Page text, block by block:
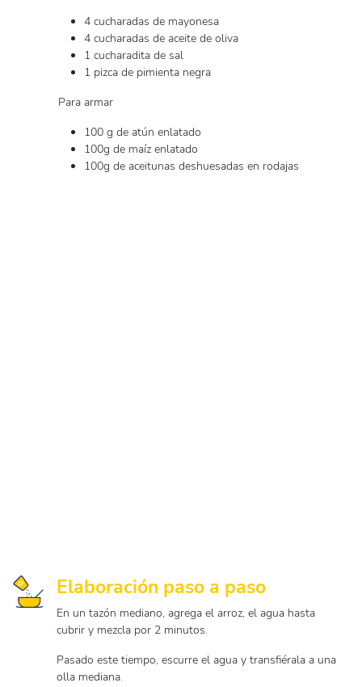
4 cucharadas de mayonesa
4 cucharadas de aceite de oliva
1 cucharadita de sal
1 pizca de pimienta negra
Para armar
100 g de atún enlatado
100g de maíz enlatado
100g de aceitunas deshuesadas en rodajas
Elaboración paso a paso
En un tazón mediano, agrega el arroz, el agua hasta
cubrir y mezcla por 2 minutos.
Pasado este tiempo, escurre el agua y transfiérala a una
olla mediana.